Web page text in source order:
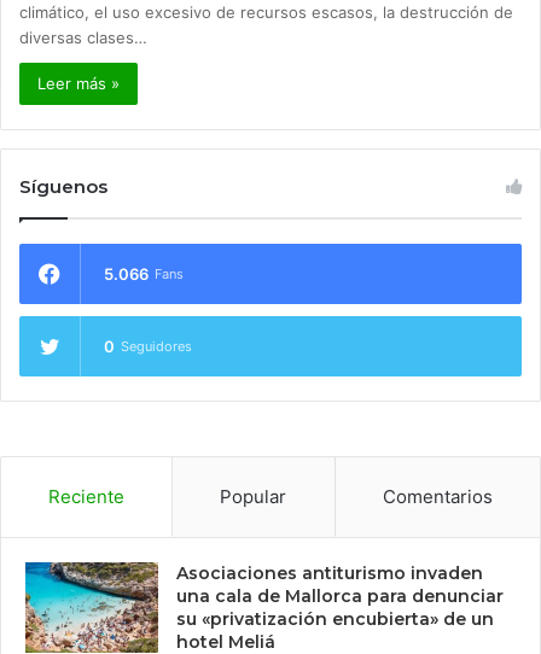
climático, el uso excesivo de recursos escasos, la destrucción de
diversas clases…
Leer más »
Síguenos
5.066 Fans
0 Seguidores
Reciente Popular Comentarios
Asociaciones antiturismo invaden
una cala de Mallorca para denunciar
su «privatización encubierta» de un
hotel Meliá